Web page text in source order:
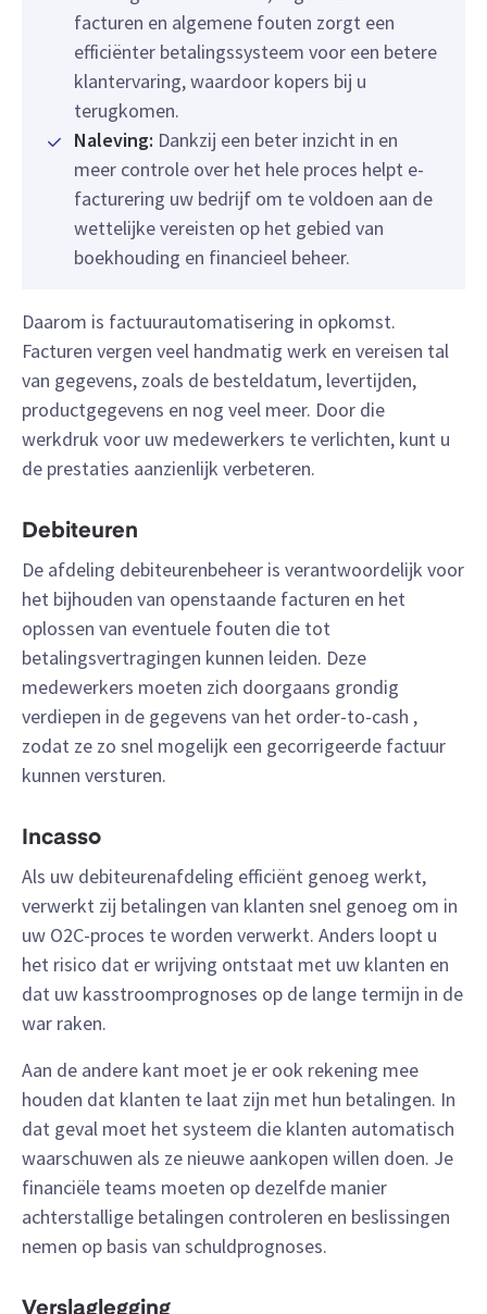
facturen en algemene fouten zorgt een
efficiënter betalingssysteem voor een betere
klantervaring, waardoor kopers bij u
terugkomen.
Naleving: Dankzij een beter inzicht in en
meer controle over het hele proces helpt e-
facturering uw bedrijf om te voldoen aan de
wettelijke vereisten op het gebied van
boekhouding en financieel beheer.
Daarom is factuurautomatisering in opkomst.
Facturen vergen veel handmatig werk en vereisen tal
van gegevens, zoals de besteldatum, levertijden,
productgegevens en nog veel meer. Door die
werkdruk voor uw medewerkers te verlichten, kunt u
de prestaties aanzienlijk verbeteren.
Debiteuren
De afdeling debiteurenbeheer is verantwoordelijk voor
het bijhouden van openstaande facturen en het
oplossen van eventuele fouten die tot
betalingsvertragingen kunnen leiden. Deze
medewerkers moeten zich doorgaans grondig
verdiepen in de gegevens van het order-to-cash ,
zodat ze zo snel mogelijk een gecorrigeerde factuur
kunnen versturen.
Incasso
Als uw debiteurenafdeling efficiënt genoeg werkt,
verwerkt zij betalingen van klanten snel genoeg om in
uw O2C-proces te worden verwerkt. Anders loopt u
het risico dat er wrijving ontstaat met uw klanten en
dat uw kasstroomprognoses op de lange termijn in de
war raken.
Aan de andere kant moet je er ook rekening mee
houden dat klanten te laat zijn met hun betalingen. In
dat geval moet het systeem die klanten automatisch
waarschuwen als ze nieuwe aankopen willen doen. Je
financiële teams moeten op dezelfde manier
achterstallige betalingen controleren en beslissingen
nemen op basis van schuldprognoses.
Verslaglegging